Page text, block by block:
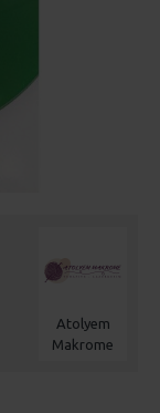
Atolyem
Makrome